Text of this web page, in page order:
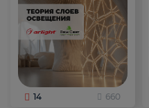
14 660